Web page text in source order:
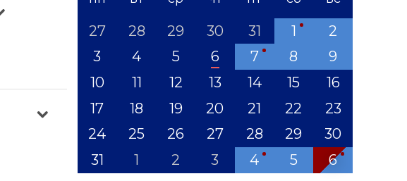
27 28 29 30 31 1
2
3
4 5 6 7 8
9
10
11 12 13 14 15
16
17
18 19 20 21 22
23
24
25 26 27 28 29
30
31
1 2 3 4 5 6